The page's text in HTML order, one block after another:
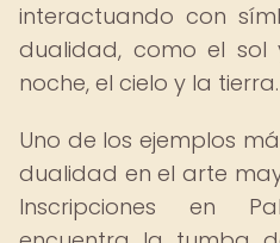
interactuando con
dualidad, como el
noche, el cielo y la tierra.
Uno de los ejemplos
dualidad en el arte
Inscripciones en